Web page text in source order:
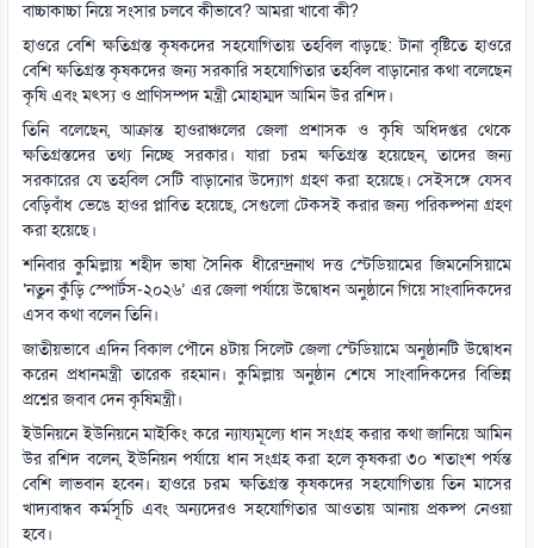
বাচ্চাকাচ্চা নিয়ে সংসার চলবে কীভাবে? আমরা খাবো কী?
হাওরে বেশি ক্ষতিগ্রস্ত কৃষকদের সহযোগিতায় তহবিল বাড়ছে: টানা বৃষ্টিতে হাওরে
বেশি ক্ষতিগ্রস্ত কৃষকদের জন্য সরকারি সহযোগিতার তহবিল বাড়ানোর কথা বলেছেন
কৃষি এবং মৎস্য ও প্রাণিসম্পদ মন্ত্রী মোহাম্মদ আমিন উর রশিদ।
তিনি বলেছেন, আক্রান্ত হাওরাঞ্চলের জেলা প্রশাসক ও কৃষি অধিদপ্তর থেকে
ক্ষতিগ্রস্তদের তথ্য নিচ্ছে সরকার। যারা চরম ক্ষতিগ্রস্ত হয়েছেন, তাদের জন্য
সরকারের যে তহবিল সেটি বাড়ানোর উদ্যোগ গ্রহণ করা হয়েছে। সেইসঙ্গে যেসব
বেড়িবাঁধ ভেঙে হাওর প্লাবিত হয়েছে, সেগুলো টেকসই করার জন্য পরিকল্পনা গ্রহণ
করা হয়েছে।
শনিবার কুমিল্লায় শহীদ ভাষা সৈনিক ধীরেন্দ্রনাথ দত্ত স্টেডিয়ামের জিমনেসিয়ামে
‘নতুন কুঁড়ি স্পোর্টস-২০২৬’ এর জেলা পর্যায়ে উদ্বোধন অনুষ্ঠানে গিয়ে সাংবাদিকদের
এসব কথা বলেন তিনি।
জাতীয়ভাবে এদিন বিকাল পৌনে ৪টায় সিলেট জেলা স্টেডিয়ামে অনুষ্ঠানটি উদ্বোধন
করেন প্রধানমন্ত্রী তারেক রহমান। কুমিল্লায় অনুষ্ঠান শেষে সাংবাদিকদের বিভিন্ন
প্রশ্নের জবাব দেন কৃষিমন্ত্রী।
ইউনিয়নে ইউনিয়নে মাইকিং করে ন্যায্যমূল্যে ধান সংগ্রহ করার কথা জানিয়ে আমিন
উর রশিদ বলেন, ইউনিয়ন পর্যায়ে ধান সংগ্রহ করা হলে কৃষকরা ৩০ শতাংশ পর্যন্ত
বেশি লাভবান হবেন। হাওরে চরম ক্ষতিগ্রস্ত কৃষকদের সহযোগিতায় তিন মাসের
খাদ্যবান্ধব কর্মসূচি এবং অন্যদেরও সহযোগিতার আওতায় আনায় প্রকল্প নেওয়া
হবে।